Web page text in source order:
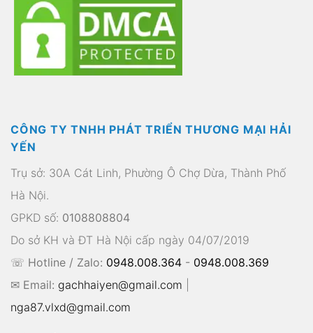
CÔNG TY TNHH PHÁT TRIỂN THƯƠNG MẠI HẢI
YẾN
Trụ sở: 30A Cát Linh, Phường Ô Chợ Dừa, Thành Phố
Hà Nội.
GPKD số: 0108808804
Do sở KH và ĐT Hà Nội cấp ngày 04/07/2019
☏ Hotline / Zalo: 0948.008.364 - 0948.008.369
✉ Email: gachhaiyen@gmail.com
nga87.vlxd@gmail.com